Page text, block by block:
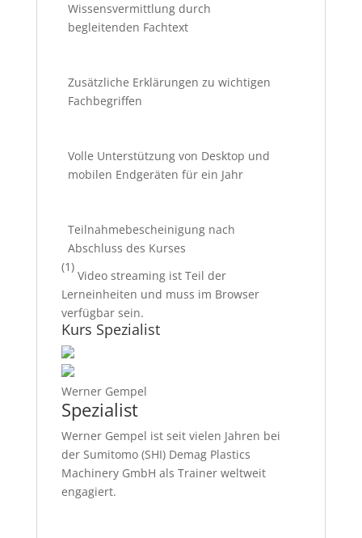
Wissensvermittlung durch
begleitenden Fachtext
Zusätzliche Erklärungen zu wichtigen
Fachbegriffen
Volle Unterstützung von Desktop und
mobilen Endgeräten für ein Jahr
Teilnahmebescheinigung nach
Abschluss des Kurses
(1)
Video streaming ist Teil der
Lerneinheiten und muss im Browser
verfügbar sein.
Kurs Spezialist
Werner Gempel
Spezialist
Werner Gempel ist seit vielen Jahren bei
der Sumitomo (SHI) Demag Plastics
Machinery GmbH als Trainer weltweit
engagiert.